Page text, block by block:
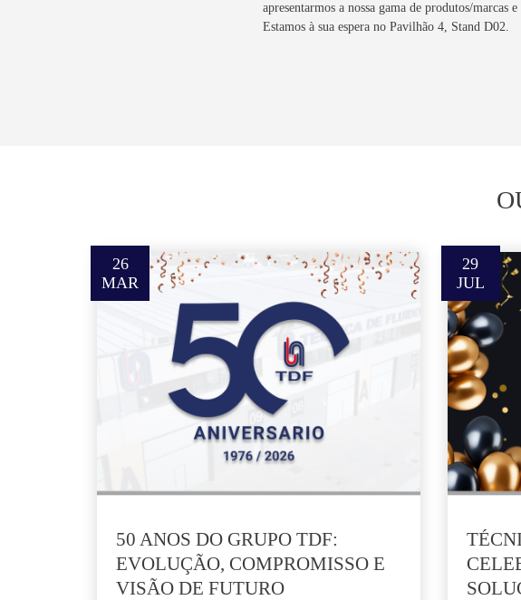
apresentarmos a nossa gama de produtos/marcas
Estamos à sua espera no Pavilhão 4, Stand D02.
26
MAR
50 ANOS DO GRUPO TDF:
EVOLUÇÃO, COMPROMISSO E
VISÃO DE FUTURO
29
JUL